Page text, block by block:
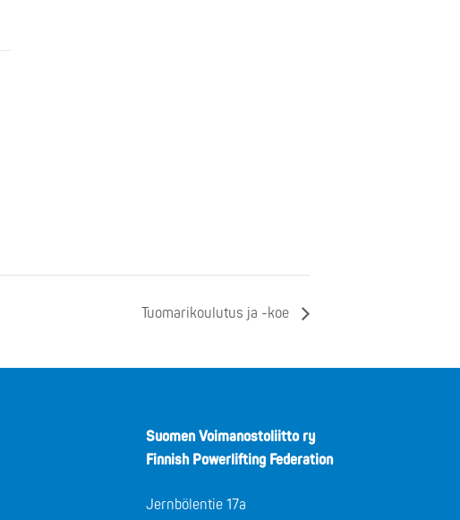
Tuomarikoulutus ja -koe
Suomen Voimanostoliitto ry
Finnish Powerlifting Federation
Jernbölentie 17a